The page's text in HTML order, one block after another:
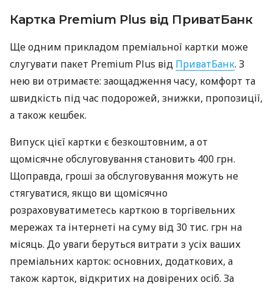
Картка Premium Plus від ПриватБанк
Ще одним прикладом преміальної картки може
слугувати пакет Premium Plus від ПриватБанк. З
нею ви отримаєте: заощадження часу, комфорт та
швидкість під час подорожей, знижки, пропозиції,
а також кешбек.
Випуск цієї картки є безкоштовним, а от
щомісячне обслуговування становить 400 грн.
Щоправда, гроші за обслуговування можуть не
стягуватися, якщо ви щомісячно
розраховуватиметесь карткою в торгівельних
мережах та інтернеті на суму від 30 тис. грн на
місяць. До уваги беруться витрати з усіх ваших
преміальних карток: основних, додаткових, а
також карток, відкритих на довірених осіб. За